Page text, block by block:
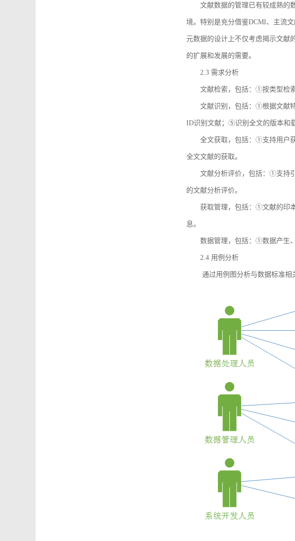
文献数据的管理已有较成熟的
境。特别是充分借鉴DCMI、主流
元数据的设计上不仅考虑揭示文献
的扩展和发展的需要。
2.3 需求分析
文献检索，包括：①按类型检
文献识别，包括：①根据文献
ID识别文献；⑤识别全文的版本和
全文获取，包括：①支持用户
全文文献的获取。
文献分析评价，包括：①支持
的文献分析评价。
获取管理，包括：①文献的印
息。
数据管理，包括：①数据产生
2.4 用例分析
通过用例图分析与数据标准相